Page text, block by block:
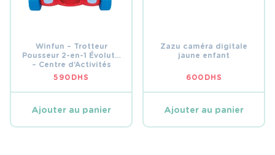
Winfun – Trotteur
Pousseur 2-en-1 Évolutif
– Centre d’Activités
Amovible
590 DHS
Ajouter au panier
Zazu caméra digitale
jaune enfant
600 DHS
Ajouter au panier